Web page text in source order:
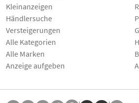
Kleinanzeigen
Händlersuche
Versteigerungen
Alle Kategorien
Alle Marken
Anzeige aufgeben